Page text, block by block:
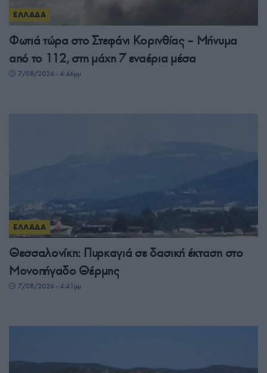
ΕΛΛΑΔΑ
Φωτιά τώρα στο Στεφάνι Κορινθίας – Μήνυμα
από το 112, στη μάχη 7 εναέρια μέσα
7/08/2026 - 4:46μμ
ΕΛΛΑΔΑ
Θεσσαλονίκη: Πυρκαγιά σε δασική έκταση στο
Μονοπήγαδο Θέρμης
7/08/2026 - 4:41μμ